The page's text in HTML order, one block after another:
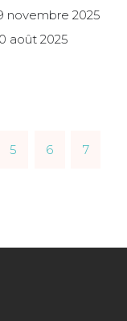
novembre 2025
août 2025
5 6 7